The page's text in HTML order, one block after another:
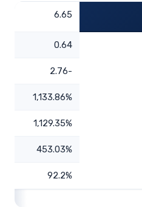
6.65
0.64
-2.76
1,133.86%
1,129.35%
453.03%
92.2%